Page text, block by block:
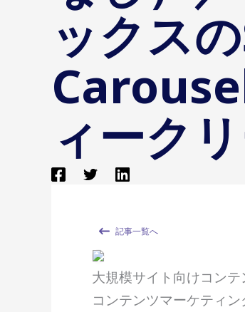
ックス
ィーク
記事一覧へ
大規模サイト向けコン
コンテンツマーケティ